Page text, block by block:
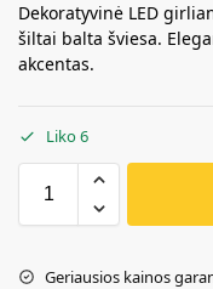
Dekoratyvinė LED
šiltai balta šviesa.
akcentas.
Liko 6
Geriausios kainos